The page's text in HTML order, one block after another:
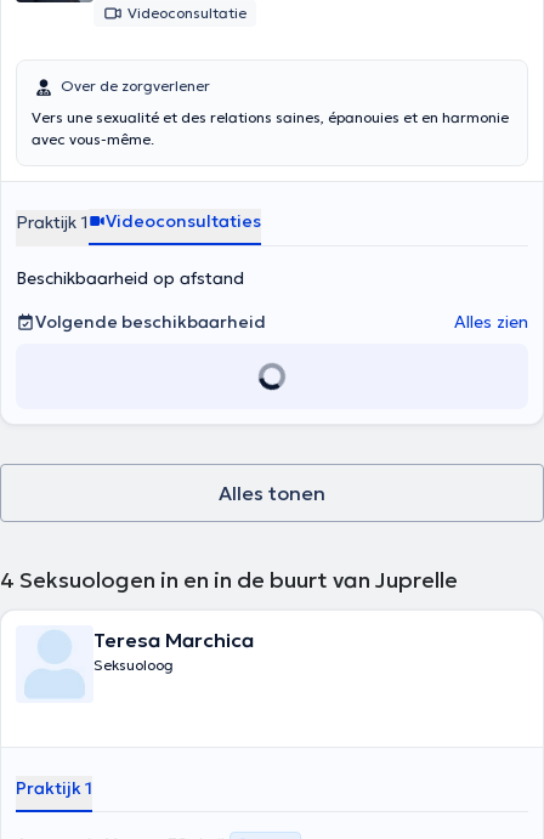
Videoconsultatie
Over de zorgverlener
Vers une sexualité et des relations saines, épanouies et en harmonie
avec vous-même.
Praktijk 1 Videoconsultaties
Beschikbaarheid op afstand
Volgende beschikbaarheid
Alles zien
Alles tonen
4 Seksuologen in en in de buurt van Juprelle
Teresa Marchica
Seksuoloog
Praktijk 1